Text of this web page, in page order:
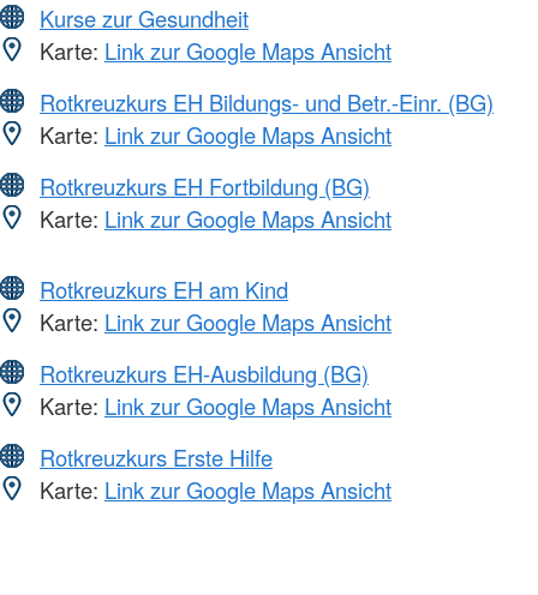
Kurse zur Gesundheit
Karte: Link zur Google Maps Ansicht
Rotkreuzkurs EH Bildungs- und Betr.-Einr. (BG)
Karte: Link zur Google Maps Ansicht
Rotkreuzkurs EH Fortbildung (BG)
Karte: Link zur Google Maps Ansicht
Rotkreuzkurs EH am Kind
Karte: Link zur Google Maps Ansicht
Rotkreuzkurs EH-Ausbildung (BG)
Karte: Link zur Google Maps Ansicht
Rotkreuzkurs Erste Hilfe
Karte: Link zur Google Maps Ansicht